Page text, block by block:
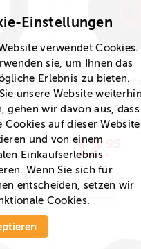
4.00-
Rad inkl.
Luftreifen
4 Nabe Ø16
12
Einstellungen
verwendet Cookies.
sie, um Ihnen das
Erlebnis zu bieten.
unsere Website weiterhin
gehen wir davon aus, dass
Cookies auf dieser Website
und von einem
Einkaufserlebnis
Wenn Sie sich für
entscheiden, setzen wir
Cookies.